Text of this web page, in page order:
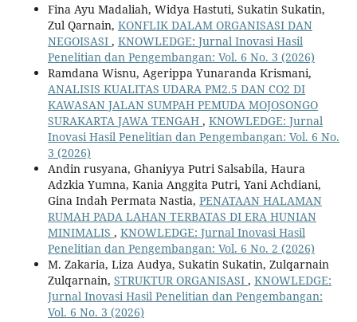
Fina Ayu Madaliah, Widya Hastuti, Sukatin Sukatin,
Zul Qarnain, KONFLIK DALAM ORGANISASI DAN
NEGOISASI , KNOWLEDGE: Jurnal Inovasi Hasil
Penelitian dan Pengembangan: Vol. 6 No. 3 (2026)
Ramdana Wisnu, Agerippa Yunaranda Krismani,
ANALISIS KUALITAS UDARA PM2.5 DAN CO2 DI
KAWASAN JALAN SUMPAH PEMUDA MOJOSONGO
SURAKARTA JAWA TENGAH , KNOWLEDGE: Jurnal
Inovasi Hasil Penelitian dan Pengembangan: Vol. 6 No.
3 (2026)
Andin rusyana, Ghaniyya Putri Salsabila, Haura
Adzkia Yumna, Kania Anggita Putri, Yani Achdiani,
Gina Indah Permata Nastia, PENATAAN HALAMAN
RUMAH PADA LAHAN TERBATAS DI ERA HUNIAN
MINIMALIS , KNOWLEDGE: Jurnal Inovasi Hasil
Penelitian dan Pengembangan: Vol. 6 No. 2 (2026)
M. Zakaria, Liza Audya, Sukatin Sukatin, Zulqarnain
Zulqarnain, STRUKTUR ORGANISASI , KNOWLEDGE:
Jurnal Inovasi Hasil Penelitian dan Pengembangan:
Vol. 6 No. 3 (2026)